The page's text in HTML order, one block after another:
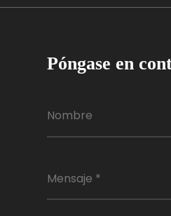
Póngase en